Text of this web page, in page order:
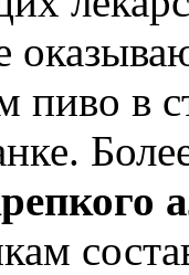
пиво в